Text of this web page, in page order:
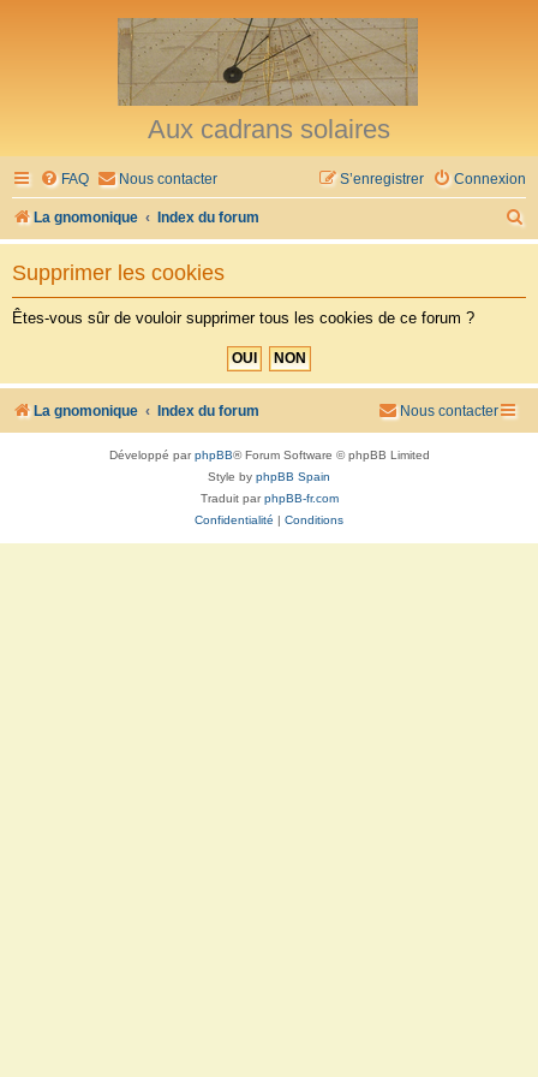
Aux cadrans solaires
FAQ Nous contacter Connexion
S’enregistrer
La gnomonique Index du forum
e
h
Supprimer les cookies
Êtes-vous sûr de vouloir supprimer tous les cookies de ce forum ?
La gnomonique Index du forum Nous contacter
Développé parphpBB® Forum Software © phpBB Limited
Style by phpBB Spain
Traduit parphpBB-fr.com
Confidentialité | Conditions